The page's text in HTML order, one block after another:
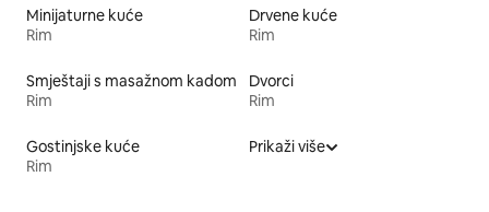
Minijaturne kuće
Rim
Drvene kuće
Rim
Smještaji s masažnom kadom
Rim
Dvorci
Rim
Gostinjske kuće
Rim
Prikaži više